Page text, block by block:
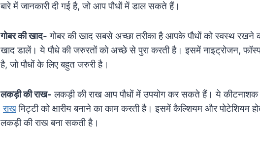
बारे में जानकारी दी गई है, जो आप पौधों में डाल सकते हैं।
गोबर की खाद- गोबर की खाद सबसे अच्छा तरीका है आपके पौधों को स्वस्थ
खाद डालें। ये पौधे की जरुरतों को अच्छे से पुरा करती है। इसमें नाइट्रोजन,
है, जो पौधों के लिए बहुत जरुरी है।
लकड़ी की राख- लकड़ी की राख आप पौधों में उपयोग कर सकते हैं। ये कीटनाशक
राखमिट्टी को क्षारीय बनाने का काम करती है। इसमें कैल्शियम और पोटेशियम
लकड़ी की राख बना सकती है।